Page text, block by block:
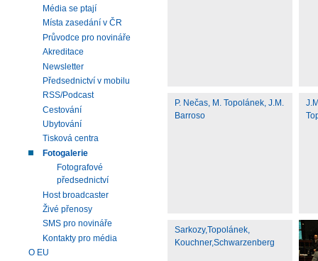
P. Nečas, M. Topolánek, J.M.
Barroso
Sarkozy,Topolánek,
Kouchner,Schwarzenberg
Média se ptají
Místa zasedání v ČR
Průvodce pro novináře
Akreditace
Newsletter
Předsednictví v mobilu
RSS/Podcast
Cestování
Ubytování
Tisková centra
Fotogalerie
Fotografové
předsednictví
Host broadcaster
Živé přenosy
SMS pro novináře
Kontakty pro média
O EU